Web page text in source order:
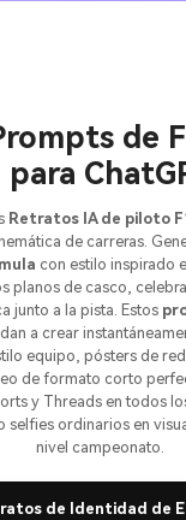
de
Retratos IA de piloto
de carreras.
con estilo inspirado
planos de casco,
junto a la pista. Estos
a crear
equipo, pósters de
de formato corto
y Threads en todos
selfies ordinarios en
nivel campeonato.
de Identidad de